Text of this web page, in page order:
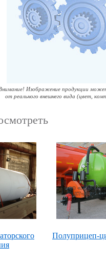
Изображение продукции
от реального внешнего вида (цвет,
Полуприцеп-